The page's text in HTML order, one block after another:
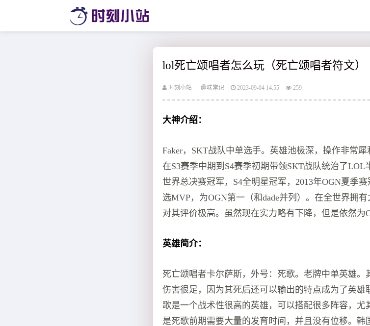
lol死亡颂唱者怎么玩（死亡颂唱者符文）
时刻小站 趣味常识 2023-09-04 14:55 259
大神介绍：
Faker，SKT战队中单选手。英雄池极深，操作非常犀
在S3赛季中期到S4赛季初期带领SKT战队统治了LOL
世界总决赛冠军，S4全明星冠军，2013年OGN夏季
选MVP，为OGN第一（和dade并列）。在全世界拥
对其评价极高。虽然现在实力略有下降，但是依然为
英雄简介：
死亡颂唱者卡尔萨斯，外号：死歌。老牌中单英雄。
伤害很足，因为其死后还可以输出的特点成为了英
歌是一个战术性很高的英雄，可以搭配很多阵容，尤
是死歌前期需要大量的发育时间，并且没有位移。韩